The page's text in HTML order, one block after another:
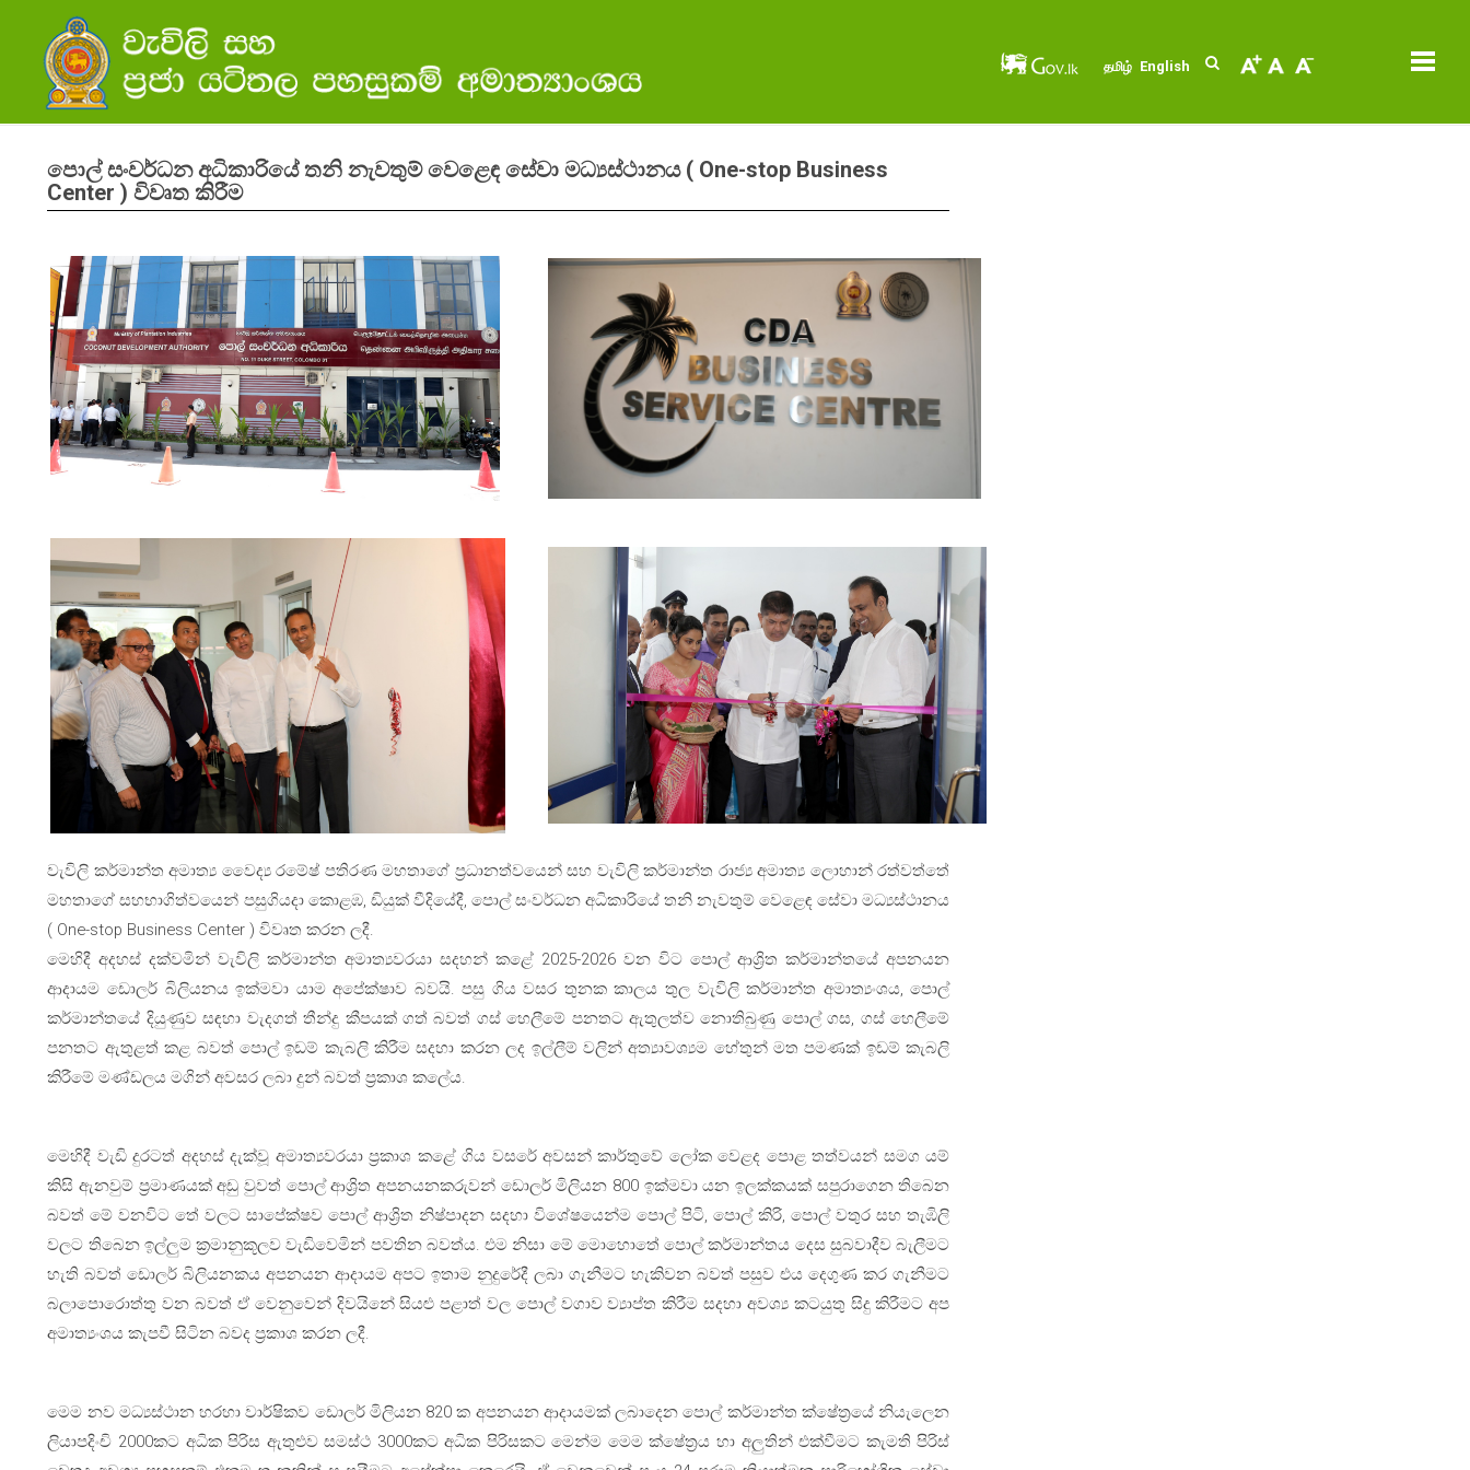
தமிழ் English
පොල් සංවර්ධන අධිකාරියේ තනි නැවතුම් වෙළෙඳ සේවා මධ්‍යස්ථානය ( One-stop Business
Center ) විවෘත කිරීම
වැවිලි කර්මාන්ත අමාත්‍ය වෛද්‍ය රමේෂ් පතිරණ මහතාගේ ප්‍රධානත්වයෙන් සහ වැවිලි කර්මාන්ත රාජ්‍ය අමාත්‍ය ලොහාන් රත්වත්තේ
මහතාගේ සහභාගිත්වයෙන් පසුගියදා කොළඹ, ඩියුක් වීදියේදී, පොල් සංවර්ධන අධිකාරියේ තනි නැවතුම් වෙළෙඳ සේවා මධ්‍යස්ථානය
( One-stop Business Center ) විවෘත කරන ලදී.
මෙහිදී අදහස් දක්වමින් වැවිලි කර්මාන්ත අමාත්‍යවරයා සදහන් කළේ 2025-2026 වන විට පොල් ආශ්‍රිත කර්මාන්තයේ අපනයන
ආදායම ඩොලර් බිලියනය ඉක්මවා යාම අපේක්ෂාව බවයි. පසු ගිය වසර තුනක කාලය තුල වැවිලි කර්මාන්ත අමාත්‍යංශය, පොල්
කර්මාන්තයේ දියුණුව සඳහා වැදගත් තීන්දු කීපයක් ගත් බවත් ගස් හෙලීමේ පනතට ඇතුලත්ව නොතිබුණු පොල් ගස, ගස් හෙලීමේ
පනතට ඇතුළත් කළ බවත් පොල් ඉඩම් කැබලි කිරීම සදහා කරන ලද ඉල්ලීම් වලින් අත්‍යාවශ්‍යම හේතුන් මත පමණක් ඉඩම් කැබලි
කිරීමේ මණ්ඩලය මගින් අවසර ලබා දුන් බවත් ප්‍රකාශ කලේය.
මෙහිදී වැඩි දුරටත් අදහස් දැක්වූ අමාත්‍යවරයා ප්‍රකාශ කළේ ගිය වසරේ අවසන් කාර්තුවේ ලෝක වෙළද පොළ තත්වයන් සමග යම්
කිසි ඇනවුම් ප්‍රමාණයක් අඩු වුවත් පොල් ආශ්‍රිත අපනයනකරුවන් ඩොලර් මිලියන 800 ඉක්මවා යන ඉලක්කයක් සපුරාගෙන තිබෙන
බවත් මේ වනවිට තේ වලට සාපේක්ෂව පොල් ආශ්‍රිත නිෂ්පාදන සදහා විශේෂයෙන්ම පොල් පිටි, පොල් කිරි, පොල් වතුර සහ තැඹිලි
වලට තිබෙන ඉල්ලුම ක්‍රමානුකූලව වැඩිවෙමින් පවතින බවත්ය. එම නිසා මේ මොහොතේ පොල් කර්මාන්තය දෙස සුබවාදීව බැලීමට
හැති බවත් ඩොලර් බිලියනකය අපනයන ආදායම අපට ඉතාම නුදුරේදී ලබා ගැනීමට හැකිවන බවත් පසුව එය දෙගුණ කර ගැනීමට
බලාපොරොත්තු වන බවත් ඒ වෙනුවෙන් දිවයිනේ සියළු පළාත් වල පොල් වගාව ව්‍යාප්ත කිරීම සදහා අවශ්‍ය කටයුතු සිදු කිරීමට අප
අමාත්‍යංශය කැපවී සිටින බවද ප්‍රකාශ කරන ලදී.
මෙම නව මධ්‍යස්ථාන හරහා වාර්ෂිකව ඩොලර් මිලියන 820 ක අපනයන ආදායමක් ලබාදෙන පොල් කර්මාන්ත ක්ෂේත්‍රයේ නියැලෙන
ලියාපදිංචි 2000කට අධික පිරිස ඇතුළුව සමස්ථ 3000කට අධික පිරිසකට මෙන්ම මෙම ක්ෂේත්‍රය හා අලුතින් එක්වීමට කැමති පිරිස්